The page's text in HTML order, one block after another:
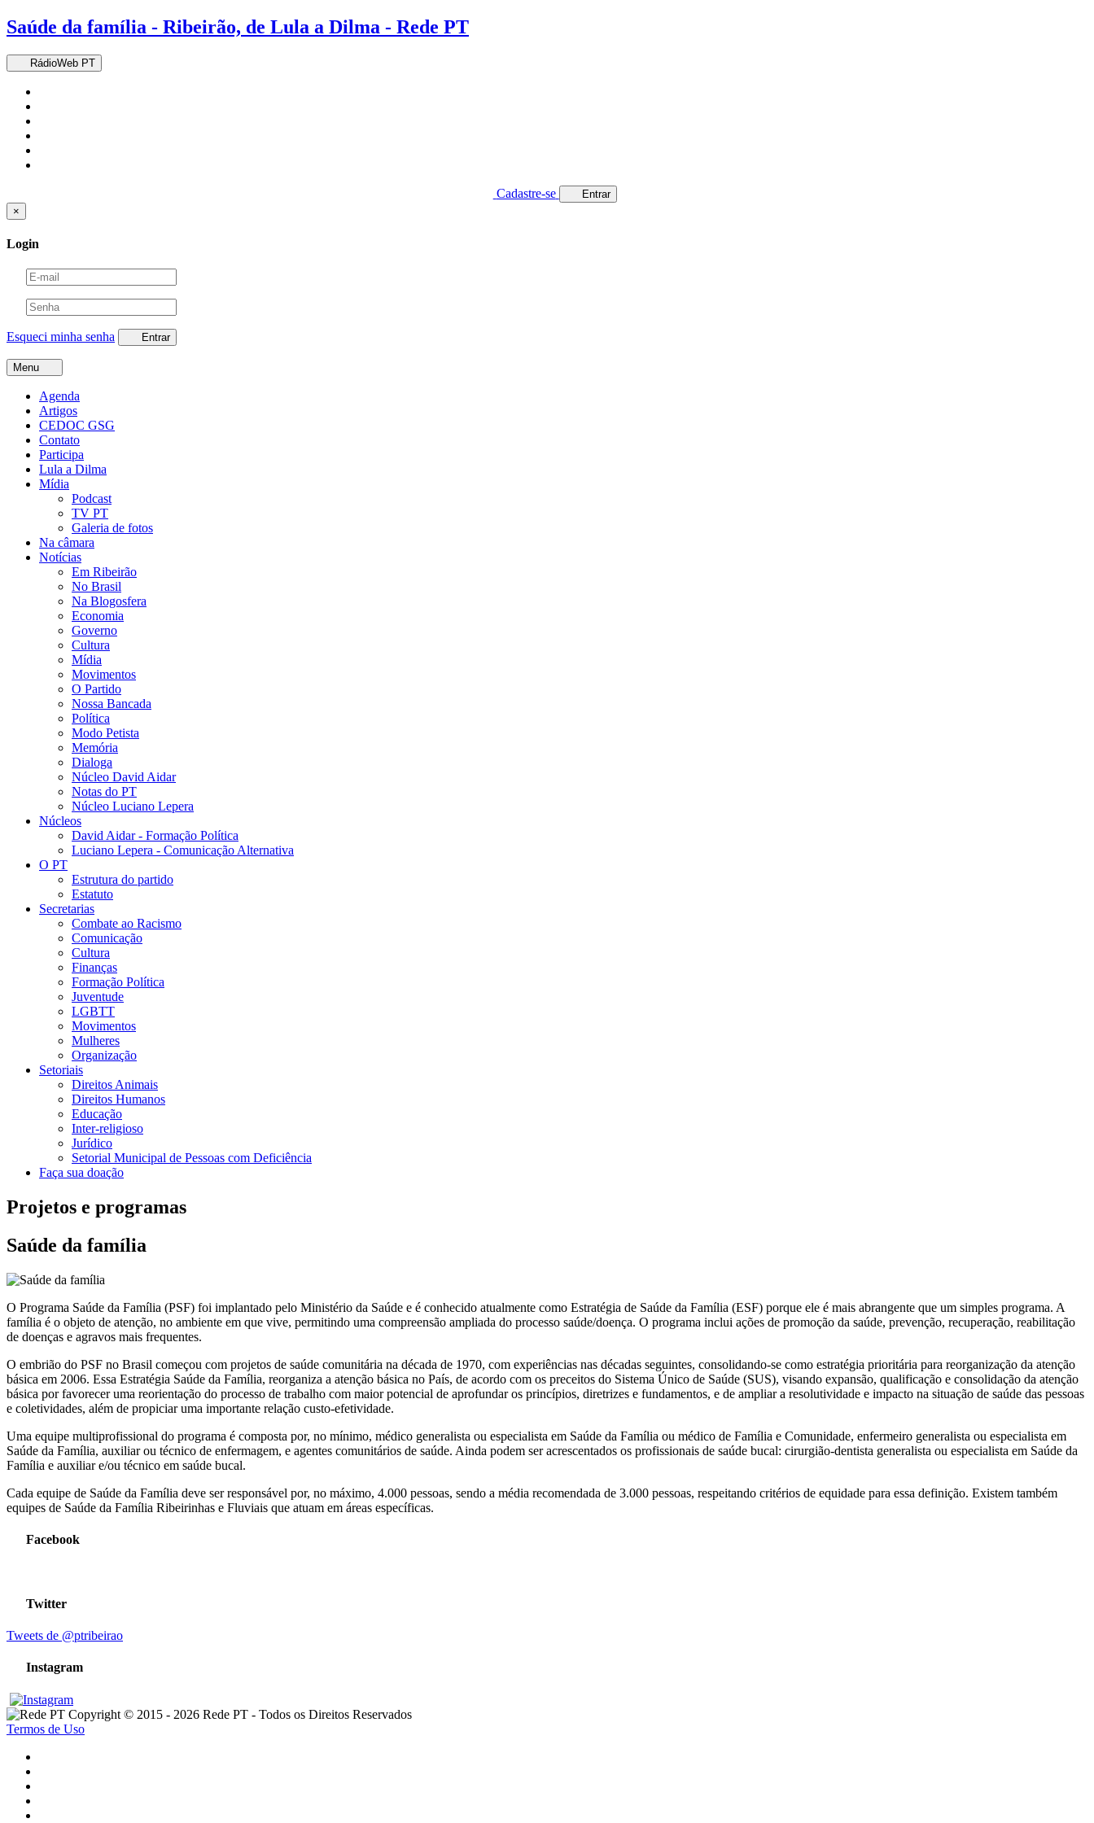
Saúde da família - Ribeirão, de Lula a Dilma - Rede PT
RádioWeb PT
Cadastre-se
Entrar
×
Login
Esqueci minha senha Entrar
Menu
Agenda
Artigos
CEDOC GSG
Contato
Participa
Lula a Dilma
Mídia
Podcast
TV PT
Galeria de fotos
Na câmara
Notícias
Em Ribeirão
No Brasil
Na Blogosfera
Economia
Governo
Cultura
Mídia
Movimentos
O Partido
Nossa Bancada
Política
Modo Petista
Memória
Dialoga
Núcleo David Aidar
Notas do PT
Núcleo Luciano Lepera
Núcleos
David Aidar - Formação Política
Luciano Lepera - Comunicação Alternativa
O PT
Estrutura do partido
Estatuto
Secretarias
Combate ao Racismo
Comunicação
Cultura
Finanças
Formação Política
Juventude
LGBTT
Movimentos
Mulheres
Organização
Setoriais
Direitos Animais
Direitos Humanos
Educação
Inter-religioso
Jurídico
Setorial Municipal de Pessoas com Deficiência
Faça sua doação
Projetos e programas
Saúde da família
O Programa Saúde da Família (PSF) foi implantado pelo Ministério da Saúde e é conhecido atualmente como Estratégia de Saúde da Família (ESF) porque ele é mais abrangente que um simples programa. A
família é o objeto de atenção, no ambiente em que vive, permitindo uma compreensão ampliada do processo saúde/doença. O programa inclui ações de promoção da saúde, prevenção, recuperação, reabilitação
de doenças e agravos mais frequentes.
O embrião do PSF no Brasil começou com projetos de saúde comunitária na década de 1970, com experiências nas décadas seguintes, consolidando-se como estratégia prioritária para reorganização da atenção
básica em 2006. Essa Estratégia Saúde da Família, reorganiza a atenção básica no País, de acordo com os preceitos do Sistema Único de Saúde (SUS), visando expansão, qualificação e consolidação da atenção
básica por favorecer uma reorientação do processo de trabalho com maior potencial de aprofundar os princípios, diretrizes e fundamentos, e de ampliar a resolutividade e impacto na situação de saúde das pessoas
e coletividades, além de propiciar uma importante relação custo-efetividade.
Uma equipe multiprofissional do programa é composta por, no mínimo, médico generalista ou especialista em Saúde da Família ou médico de Família e Comunidade, enfermeiro generalista ou especialista em
Saúde da Família, auxiliar ou técnico de enfermagem, e agentes comunitários de saúde. Ainda podem ser acrescentados os profissionais de saúde bucal: cirurgião-dentista generalista ou especialista em Saúde da
Família e auxiliar e/ou técnico em saúde bucal.
Cada equipe de Saúde da Família deve ser responsável por, no máximo, 4.000 pessoas, sendo a média recomendada de 3.000 pessoas, respeitando critérios de equidade para essa definição. Existem também
equipes de Saúde da Família Ribeirinhas e Fluviais que atuam em áreas específicas.
Facebook
Twitter
Tweets de @ptribeirao
Instagram
Copyright © 2015 - 2026 Rede PT - Todos os Direitos Reservados
Termos de Uso